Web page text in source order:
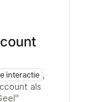
interactie
als